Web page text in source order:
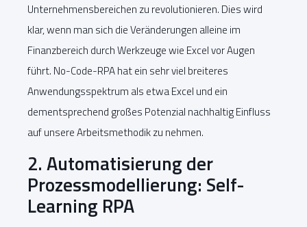
Unternehmensbereichen zu revolutionieren. Dies wird
klar, wenn man sich die Veränderungen alleine im
Finanzbereich durch Werkzeuge wie Excel vor Augen
führt. No-Code-RPA hat ein sehr viel breiteres
Anwendungsspektrum als etwa Excel und ein
dementsprechend großes Potenzial nachhaltig Einfluss
auf unsere Arbeitsmethodik zu nehmen.
2. Automatisierung der
Prozessmodellierung: Self-
Learning RPA